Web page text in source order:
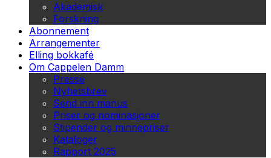
Akademisk
Forskning
Abonnement
Arrangementer
Elling bokkafé
Om Cappelen Damm
Presse
Nyhetsbrev
Send inn manus
Priser og nominasjoner
Stipender og minnepriser
Kataloger
Rapport 2025